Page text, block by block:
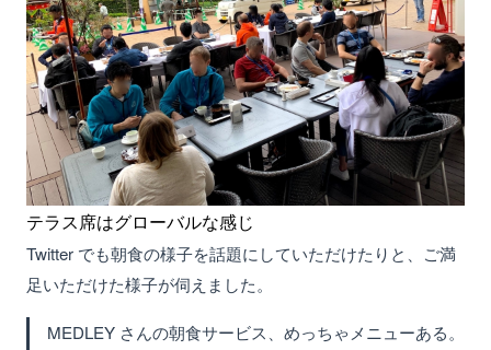
テラス席はグローバルな感じ
Twitter でも朝食の様子を話題にしていただけたりと、ご満
足いただけた様子が伺えました。
MEDLEY さんの朝食サービス、めっちゃメニューある。